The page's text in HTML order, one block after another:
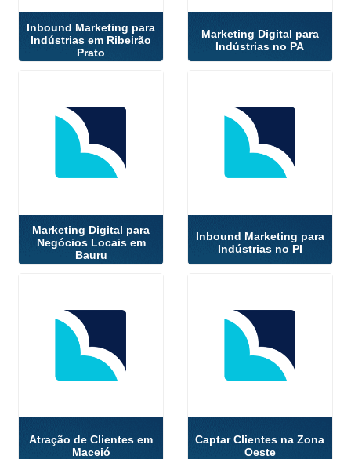
Inbound Marketing para
Indústrias em Ribeirão
Prato
Marketing Digital para
Indústrias no PA
Marketing Digital para
Negócios Locais em
Bauru
Inbound Marketing para
Indústrias no PI
Atração de Clientes em
Maceió
Captar Clientes na Zona
Oeste